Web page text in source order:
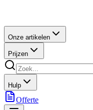
Onze artikelen
Prijzen
Hulp
Offerte